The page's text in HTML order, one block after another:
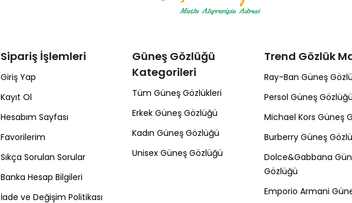
Sipariş İşlemleri
Giriş Yap
Kayıt Ol
Hesabım Sayfası
Favorilerim
Sıkça Sorulan Sorular
Banka Hesap Bilgileri
İade ve Değişim Politikası
Güneş Gözlüğü
Kategorileri
Tüm Güneş Gözlükleri
Erkek Güneş Gözlüğü
Kadın Güneş Gözlüğü
Unisex Güneş Gözlüğü
Trend Gözlük
Ray-Ban Güneş
Persol Güneş Gözlüğü
Michael Kors Güneş
Burberry Güneş
Dolce&Gabbana
Gözlüğü
Emporio Armani